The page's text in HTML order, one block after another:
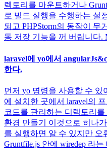
렉토리를 마운트하거나
로 빌드 실행을 수행하는 설
되고 PHPStorm의 동작이 무
동 저장 기능을 꺼 버립니다.
laravel에 yo에서
한다.
먼저 yo 명령을 사용할 수 있
에 설치한 곳에서 laravel의
코드를 관리하는 디렉토리
환경 만들기 이것으로 히나
를 실행하면 알 수 있지만 오
Gruntfile.js 안에 wiredep 라